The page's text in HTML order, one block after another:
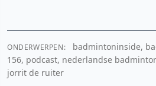
Spotify
ONDERWERPEN:
badmintoninside,
156, podcast, nederlandse
jorrit de ruiter